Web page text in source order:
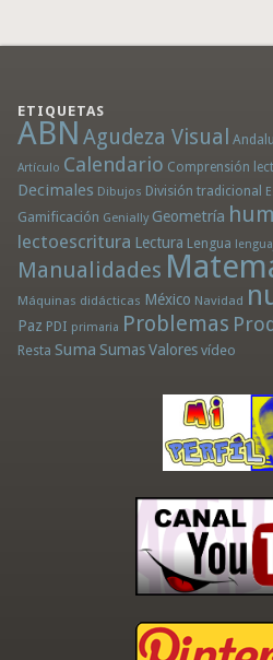
ETIQUETAS
ABN Agudeza Visual
Artículo Calendario Comprensión
Decimales Dibujos División tradicional
Gamificación Genially Geometría
lectoescritura Lectura Lengua
Manualidades
Máquinas didácticas México Navidad
Paz PDI primaria Problemas
Resta Suma Sumas Valores vídeo